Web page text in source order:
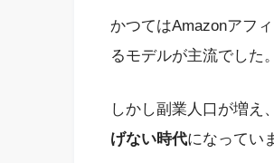
かつてはAmazonアフ
るモデルが主流でした。
しかし副業人口が増え
げない時代になってい